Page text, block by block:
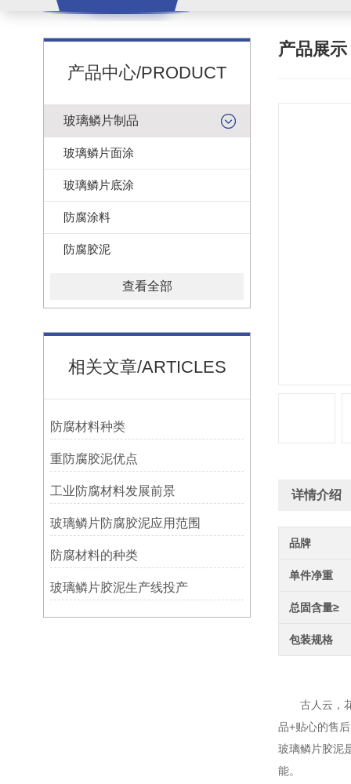
产品中心/PRODUCT
玻璃鳞片制品
玻璃鳞片面涂
玻璃鳞片底涂
防腐涂料
防腐胶泥
查看全部
相关文章/ARTICLES
防腐材料种类
重防腐胶泥优点
工业防腐材料发展前景
玻璃鳞片防腐胶泥应用范围
防腐材料的种类
玻璃鳞片胶泥生产线投产
产品展示
详情介绍
品牌
单件净重
总固含量≥
包装规格
古人云，花
品+贴心的售
玻璃鳞片胶泥
能。